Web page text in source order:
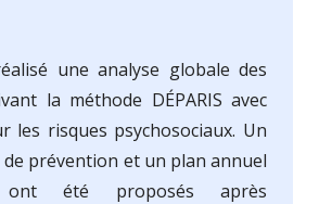
une analyse globale des
la méthode DÉPARIS avec
les risques psychosociaux. Un
prévention et un plan annuel
ont été proposés après